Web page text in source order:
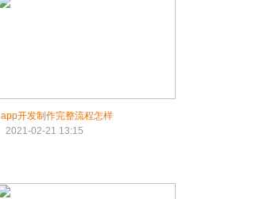
app开发制作完整流程怎样
2021-02-21 13:15